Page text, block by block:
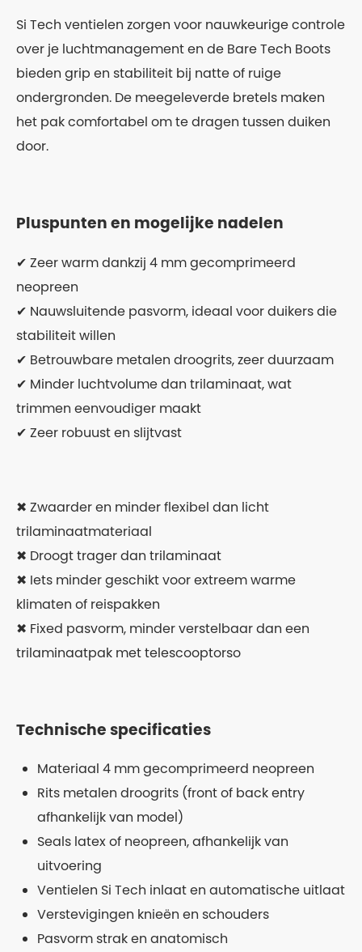
Si Tech ventielen zorgen voor nauwkeurige controle
over je luchtmanagement en de Bare Tech Boots
bieden grip en stabiliteit bij natte of ruige
ondergronden. De meegeleverde bretels maken
het pak comfortabel om te dragen tussen duiken
door.
Pluspunten en mogelijke nadelen
✔ Zeer warm dankzij 4 mm gecomprimeerd
neopreen
✔ Nauwsluitende pasvorm, ideaal voor duikers die
stabiliteit willen
✔ Betrouwbare metalen droogrits, zeer duurzaam
✔ Minder luchtvolume dan trilaminaat, wat
trimmen eenvoudiger maakt
✔ Zeer robuust en slijtvast
✖ Zwaarder en minder flexibel dan licht
trilaminaatmateriaal
✖ Droogt trager dan trilaminaat
✖ Iets minder geschikt voor extreem warme
klimaten of reispakken
✖ Fixed pasvorm, minder verstelbaar dan een
trilaminaatpak met telescooptorso
Technische specificaties
Materiaal 4 mm gecomprimeerd neopreen
Rits metalen droogrits (front of back entry
afhankelijk van model)
Seals latex of neopreen, afhankelijk van
uitvoering
Ventielen Si Tech inlaat en automatische uitlaat
Verstevigingen knieën en schouders
Pasvorm strak en anatomisch